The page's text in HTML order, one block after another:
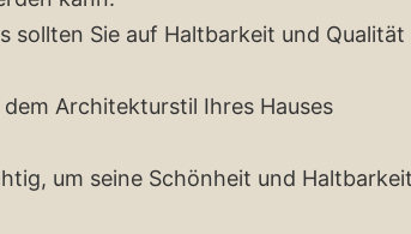
sollten Sie auf Haltbarkeit und Qualität
Architekturstil Ihres Hauses
um seine Schönheit und